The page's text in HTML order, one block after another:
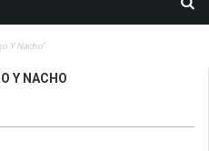
Y Nacho"
Y NACHO